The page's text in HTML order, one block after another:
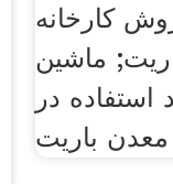
کارخانه
ماشین
در